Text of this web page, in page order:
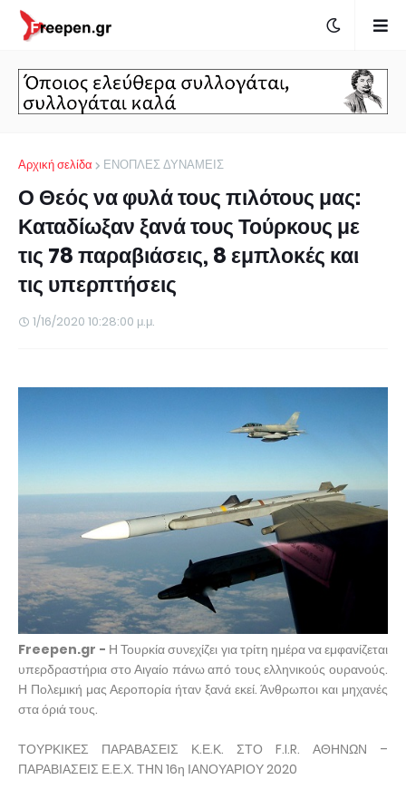
Αρχική σελίδα ΕΝΟΠΛΕΣ ΔΥΝΑΜΕΙΣ
Ο Θεός να φυλά τους πιλότους μας:
Καταδίωξαν ξανά τους Τούρκους με
τις 78 παραβιάσεις, 8 εμπλοκές και
τις υπερπτήσεις
1/16/2020 10:28:00 μ.μ.
Freepen.gr - Η Τουρκία συνεχίζει για τρίτη ημέρα να εμφανίζεται
υπερδραστήρια στο Αιγαίο πάνω από τους ελληνικούς ουρανούς.
Η Πολεμική μας Αεροπορία ήταν ξανά εκεί. Άνθρωποι και μηχανές
στα όριά τους.
ΤΟΥΡΚΙΚΕΣ ΠΑΡΑΒΑΣΕΙΣ Κ.Ε.Κ. ΣΤΟ F.I.R. ΑΘΗΝΩΝ –
ΠΑΡΑΒΙΑΣΕΙΣ Ε.Ε.Χ. ΤΗΝ 16η ΙΑΝΟΥΑΡΙΟΥ 2020